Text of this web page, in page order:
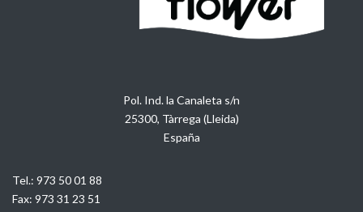
Pol. Ind. la Canaleta s/n
25300, Tàrrega (Lleida)
España
Tel.: 973 50 01 88
Fax: 973 31 23 51